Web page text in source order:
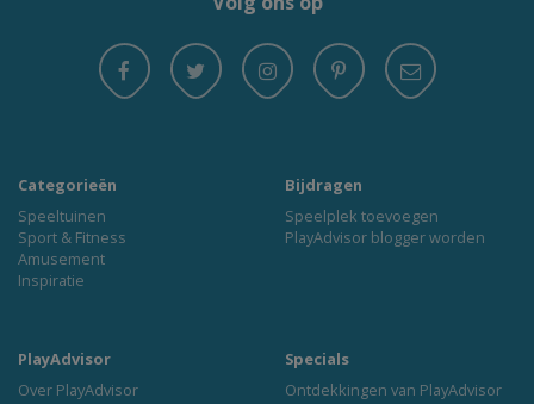
Categorieën
Speeltuinen
Sport & Fitness
Amusement
Inspiratie
Bijdragen
Speelplek toevoegen
PlayAdvisor blogger worden
PlayAdvisor
Over PlayAdvisor
Specials
Ontdekkingen van PlayAdvisor